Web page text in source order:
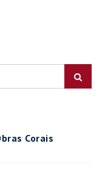
Corais